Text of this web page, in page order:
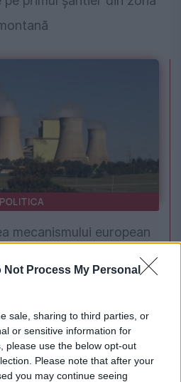
Not Process My Personal
sale, sharing to third parties, or
or sensitive information for
please use the below opt-out
Please note that after your
you may continue seeing
POLITICA
mecanismului european
pe cărbune. Critici la